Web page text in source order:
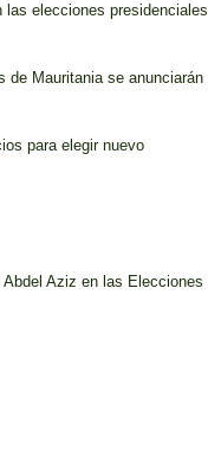
las elecciones presidenciales
de Mauritania se anunciarán
para elegir nuevo
Aziz en las Elecciones